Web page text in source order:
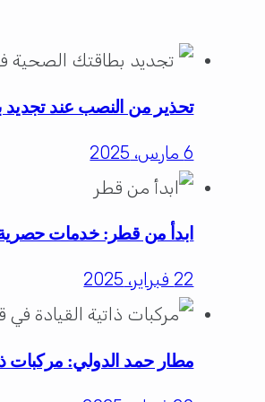
تحذير من النصب عند
6 مارس، 2025
ابدأ من قطر: خدمات
22 فبراير، 2025
مطار حمد الدولي: مركبات